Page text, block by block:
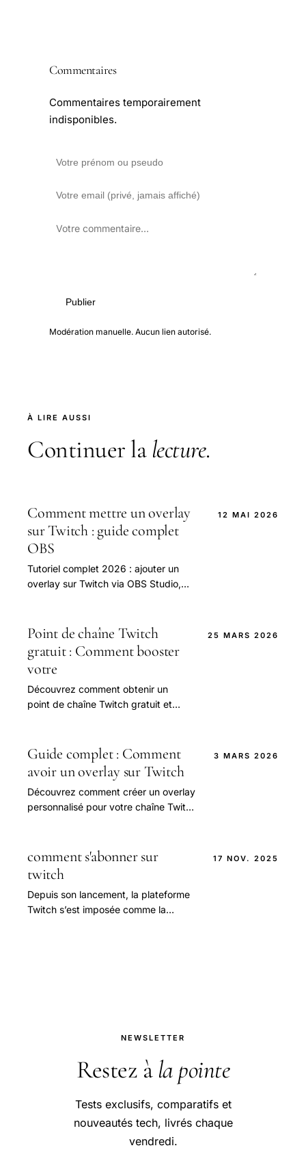
Commentaires
Commentaires temporairement
indisponibles.
Publier
Modération manuelle. Aucun lien autorisé.
À LIRE AUSSI
Continuer la lecture.
Comment mettre un overlay
sur Twitch : guide complet
OBS
Tutoriel complet 2026 : ajouter un
overlay sur Twitch via OBS Studio,
12 MAI 2026
Point de chaîne Twitch
gratuit : Comment booster
votre
Découvrez comment obtenir un
point de chaîne Twitch gratuit et
25 MARS 2026
Guide complet : Comment
avoir un overlay sur Twitch
Découvrez comment créer un overlay
personnalisé pour votre chaîne Twitch
3 MARS 2026
comment s'abonner sur
twitch
Depuis son lancement, la plateforme
Twitch s’est imposée comme la
17 NOV. 2025
NEWSLETTER
Restez à la pointe
Tests exclusifs, comparatifs et
nouveautés tech, livrés chaque
vendredi.